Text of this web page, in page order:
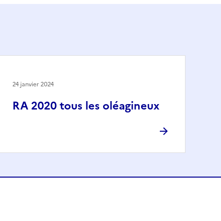
RA 2020 tous les oléagineux
24 janvier 2024